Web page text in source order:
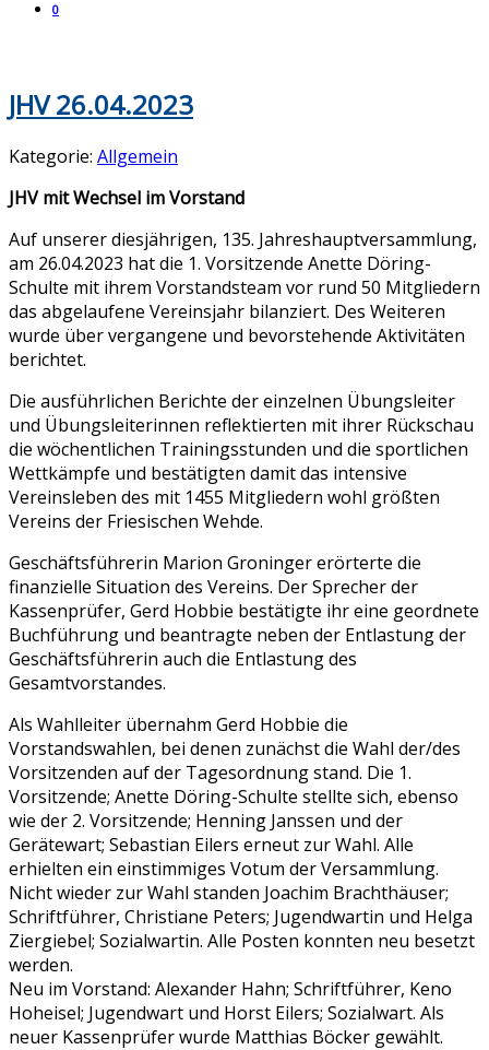
0
JHV 26.04.2023
Kategorie: Allgemein
JHV mit Wechsel im Vorstand
Auf unserer diesjährigen, 135. Jahreshauptversammlung,
am 26.04.2023 hat die 1. Vorsitzende Anette Döring-
Schulte mit ihrem Vorstandsteam vor rund 50 Mitgliedern
das abgelaufene Vereinsjahr bilanziert. Des Weiteren
wurde über vergangene und bevorstehende Aktivitäten
berichtet.
Die ausführlichen Berichte der einzelnen Übungsleiter
und Übungsleiterinnen reflektierten mit ihrer Rückschau
die wöchentlichen Trainingsstunden und die sportlichen
Wettkämpfe und bestätigten damit das intensive
Vereinsleben des mit 1455 Mitgliedern wohl größten
Vereins der Friesischen Wehde.
Geschäftsführerin Marion Groninger erörterte die
finanzielle Situation des Vereins. Der Sprecher der
Kassenprüfer, Gerd Hobbie bestätigte ihr eine geordnete
Buchführung und beantragte neben der Entlastung der
Geschäftsführerin auch die Entlastung des
Gesamtvorstandes.
Als Wahlleiter übernahm Gerd Hobbie die
Vorstandswahlen, bei denen zunächst die Wahl der/des
Vorsitzenden auf der Tagesordnung stand. Die 1.
Vorsitzende; Anette Döring-Schulte stellte sich, ebenso
wie der 2. Vorsitzende; Henning Janssen und der
Gerätewart; Sebastian Eilers erneut zur Wahl. Alle
erhielten ein einstimmiges Votum der Versammlung.
Nicht wieder zur Wahl standen Joachim Brachthäuser;
Schriftführer, Christiane Peters; Jugendwartin und Helga
Ziergiebel; Sozialwartin. Alle Posten konnten neu besetzt
werden.
Neu im Vorstand: Alexander Hahn; Schriftführer, Keno
Hoheisel; Jugendwart und Horst Eilers; Sozialwart. Als
neuer Kassenprüfer wurde Matthias Böcker gewählt.